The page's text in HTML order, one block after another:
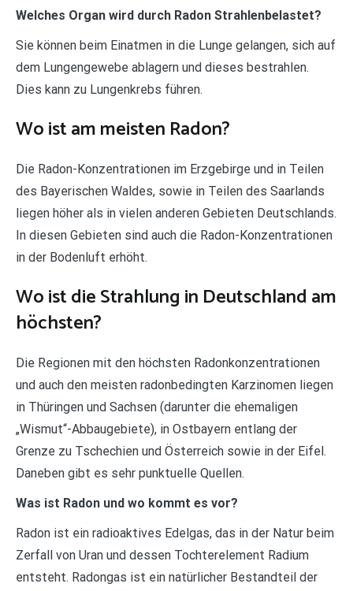
Welches Organ wird durch Radon Strahlenbelastet?
Sie können beim Einatmen in die Lunge gelangen, sich auf
dem Lungengewebe ablagern und dieses bestrahlen.
Dies kann zu Lungenkrebs führen.
Wo ist am meisten Radon?
Die Radon-Konzentrationen im Erzgebirge und in Teilen
des Bayerischen Waldes, sowie in Teilen des Saarlands
liegen höher als in vielen anderen Gebieten Deutschlands.
In diesen Gebieten sind auch die Radon-Konzentrationen
in der Bodenluft erhöht.
Wo ist die Strahlung in Deutschland am
höchsten?
Die Regionen mit den höchsten Radonkonzentrationen
und auch den meisten radonbedingten Karzinomen liegen
in Thüringen und Sachsen (darunter die ehemaligen
„Wismut“-Abbaugebiete), in Ostbayern entlang der
Grenze zu Tschechien und Österreich sowie in der Eifel.
Daneben gibt es sehr punktuelle Quellen.
Was ist Radon und wo kommt es vor?
Radon ist ein radioaktives Edelgas, das in der Natur beim
Zerfall von Uran und dessen Tochterelement Radium
entsteht. Radongas ist ein natürlicher Bestandteil der